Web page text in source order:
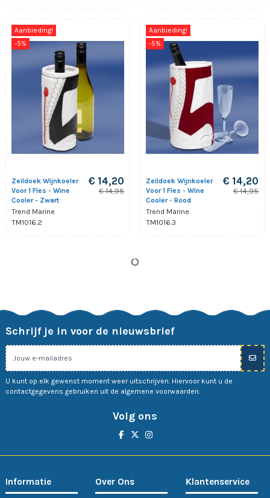
Aanbieding!
-5%
Zeildoek Wijnkoeler
Voor 1 Fles - Wine
Cooler - Zwart
Trend Marine
TM1016.2
€ 14,20
€ 14,95
Aanbieding!
-5%
Zeildoek Wijnkoeler
Voor 1 Fles - Wine
Cooler - Rood
Trend Marine
TM1016.3
€ 14,20
€ 14,95
Schrijf je in voor de nieuwsbrief
U kunt op elk gewenst moment weer uitschrijven. Hiervoor kunt u de
contactgegevens gebruiken uit de algemene voorwaarden.
Volg ons
Informatie Over Ons Klantenservice